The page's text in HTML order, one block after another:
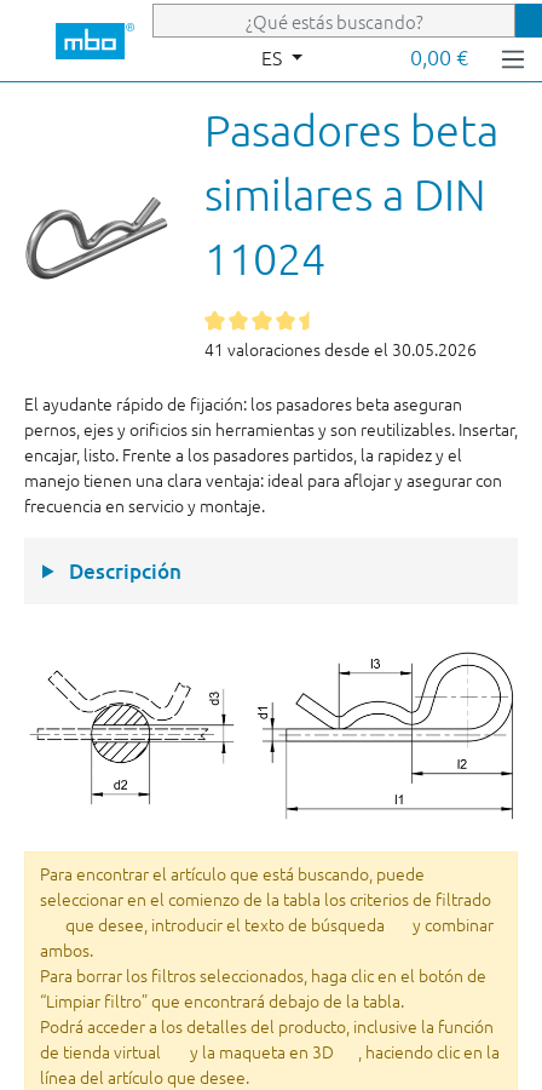
Saltar al contenido principal
ES 0,00 €
Pasadores beta
similares a DIN
11024
41 valoraciones desde el 30.05.2026
El ayudante rápido de fijación: los pasadores beta aseguran
pernos, ejes y orificios sin herramientas y son reutilizables. Insertar,
encajar, listo. Frente a los pasadores partidos, la rapidez y el
manejo tienen una clara ventaja: ideal para aflojar y asegurar con
frecuencia en servicio y montaje.
Descripción
Para encontrar el artículo que está buscando, puede
seleccionar en el comienzo de la tabla los criterios de filtrado
que desee, introducir el texto de búsqueda
y combinar
ambos.
Para borrar los filtros seleccionados, haga clic en el botón de
“Limpiar filtro” que encontrará debajo de la tabla.
Podrá acceder a los detalles del producto, inclusive la función
de tienda virtual
y la maqueta en 3D
, haciendo clic en la
línea del artículo que desee.